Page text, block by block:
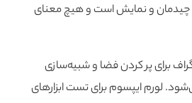
چیدمان و نمایش است و هیچ معنای
برای پر کردن فضا و شبیه‌سازی
لورم ایپسوم برای تست ابزارهای